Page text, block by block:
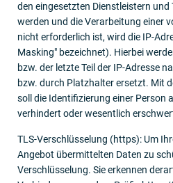
den eingesetzten Dienstleistern
werden und die Verarbeitung einer
nicht erforderlich ist, wird die IP-
Masking" bezeichnet). Hierbei
bzw. der letzte Teil der IP-Adresse
bzw. durch Platzhalter ersetzt. Mit
soll die Identifizierung einer Person
verhindert oder wesentlich
TLS-Verschlüsselung (https): Um
Angebot übermittelten Daten zu
Verschlüsselung. Sie erkennen